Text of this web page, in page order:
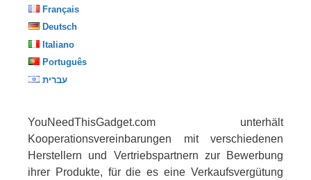
Français
Deutsch
Italiano
Português
עברית
YouNeedThisGadget.com unterhält
Kooperationsvereinbarungen mit verschiedenen
Herstellern und Vertriebspartnern zur Bewerbung
ihrer Produkte, für die es eine Verkaufsvergütung